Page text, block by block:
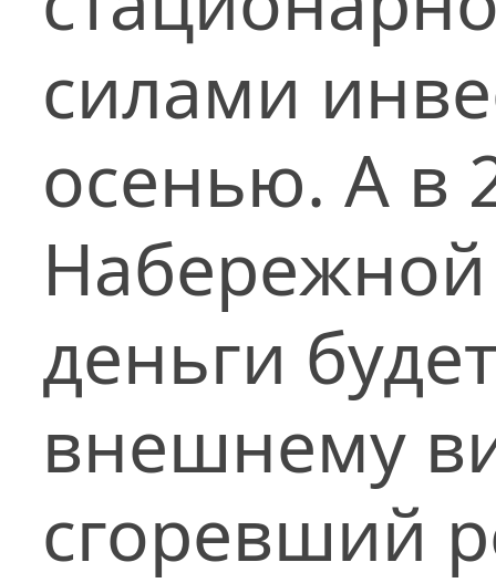
силами
осенью. А в
деньги
внешнему
сгоревший